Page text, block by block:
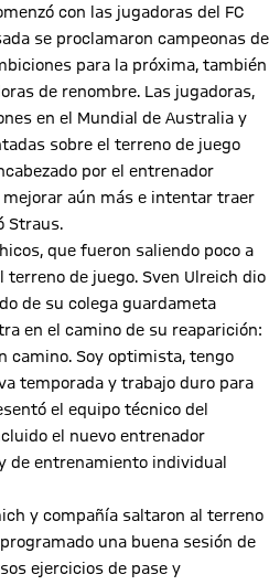
con las jugadoras del FC
se proclamaron campeonas de
para la próxima, también
de renombre. Las jugadoras,
en el Mundial de Australia y
sobre el terreno de juego
por el entrenador
mejorar aún más e intentar traer
Straus.
que fueron saliendo poco a
de juego. Sven Ulreich dio
de su colega guardameta
en el camino de su reaparición:
camino. Soy optimista, tengo
temporada y trabajo duro para
el equipo técnico del
el nuevo entrenador
de entrenamiento individual
y compañía saltaron al terreno
una buena sesión de
ejercicios de pase y